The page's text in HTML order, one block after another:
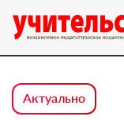
Актуально